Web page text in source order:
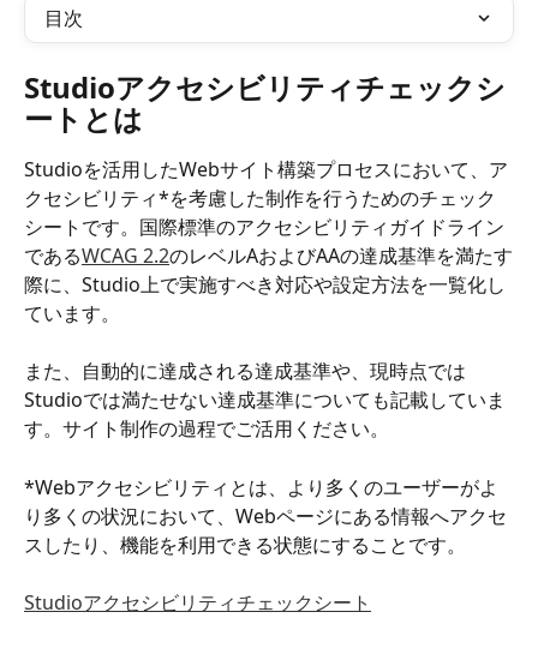
目次
Studioアクセシビリティチェックシ
ートとは
Studioを活用したWebサイト構築プロセスにおいて、ア
クセシビリティ*を考慮した制作を行うためのチェック
シートです。国際標準のアクセシビリティガイドライン
であるWCAG 2.2のレベルAおよびAAの達成基準を満たす
際に、Studio上で実施すべき対応や設定方法を一覧化し
ています。
また、自動的に達成される達成基準や、現時点では
Studioでは満たせない達成基準についても記載していま
す。サイト制作の過程でご活用ください。
*Webアクセシビリティとは、より多くのユーザーがよ
り多くの状況において、Webページにある情報へアクセ
スしたり、機能を利用できる状態にすることです。
Studioアクセシビリティチェックシート